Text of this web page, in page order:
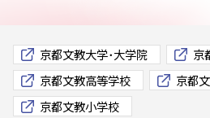
京都文教大学･大学院
京
京都文教高等学校
京都
京都文教小学校